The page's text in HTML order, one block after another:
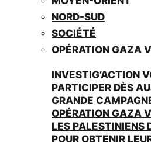
NORD-SUD
SOCIÉTÉ
OPÉRATION GAZA
INVESTIG’ACTION
PARTICIPER DÈS
GRANDE
OPÉRATION GAZA
LES PALESTINIENS
POUR OBTENIR